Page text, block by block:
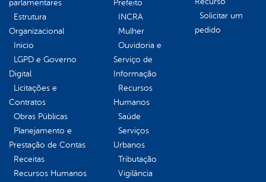
parlamentares
Estrutura
Organizacional
Inicio
LGPD e Governo
Digital
Licitações e
Contratos
Obras Públicas
Planejamento e
Prestação de Contas
Receitas
Recursos Humanos
Prefeito
INCRA
Mulher
Ouvidoria e
Serviço de
Informação
Recursos
Humanos
Saúde
Serviços
Urbanos
Tributação
Vigilância
Solicitar um
pedido